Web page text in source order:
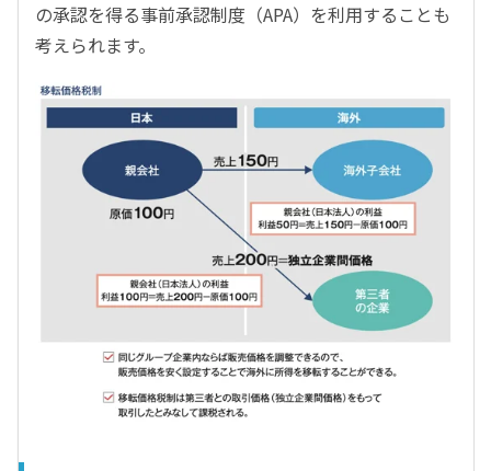
の承認を得る事前承認制度（APA）を利用することも
考えられます。